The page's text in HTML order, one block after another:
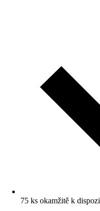
75 ks okamžitě k